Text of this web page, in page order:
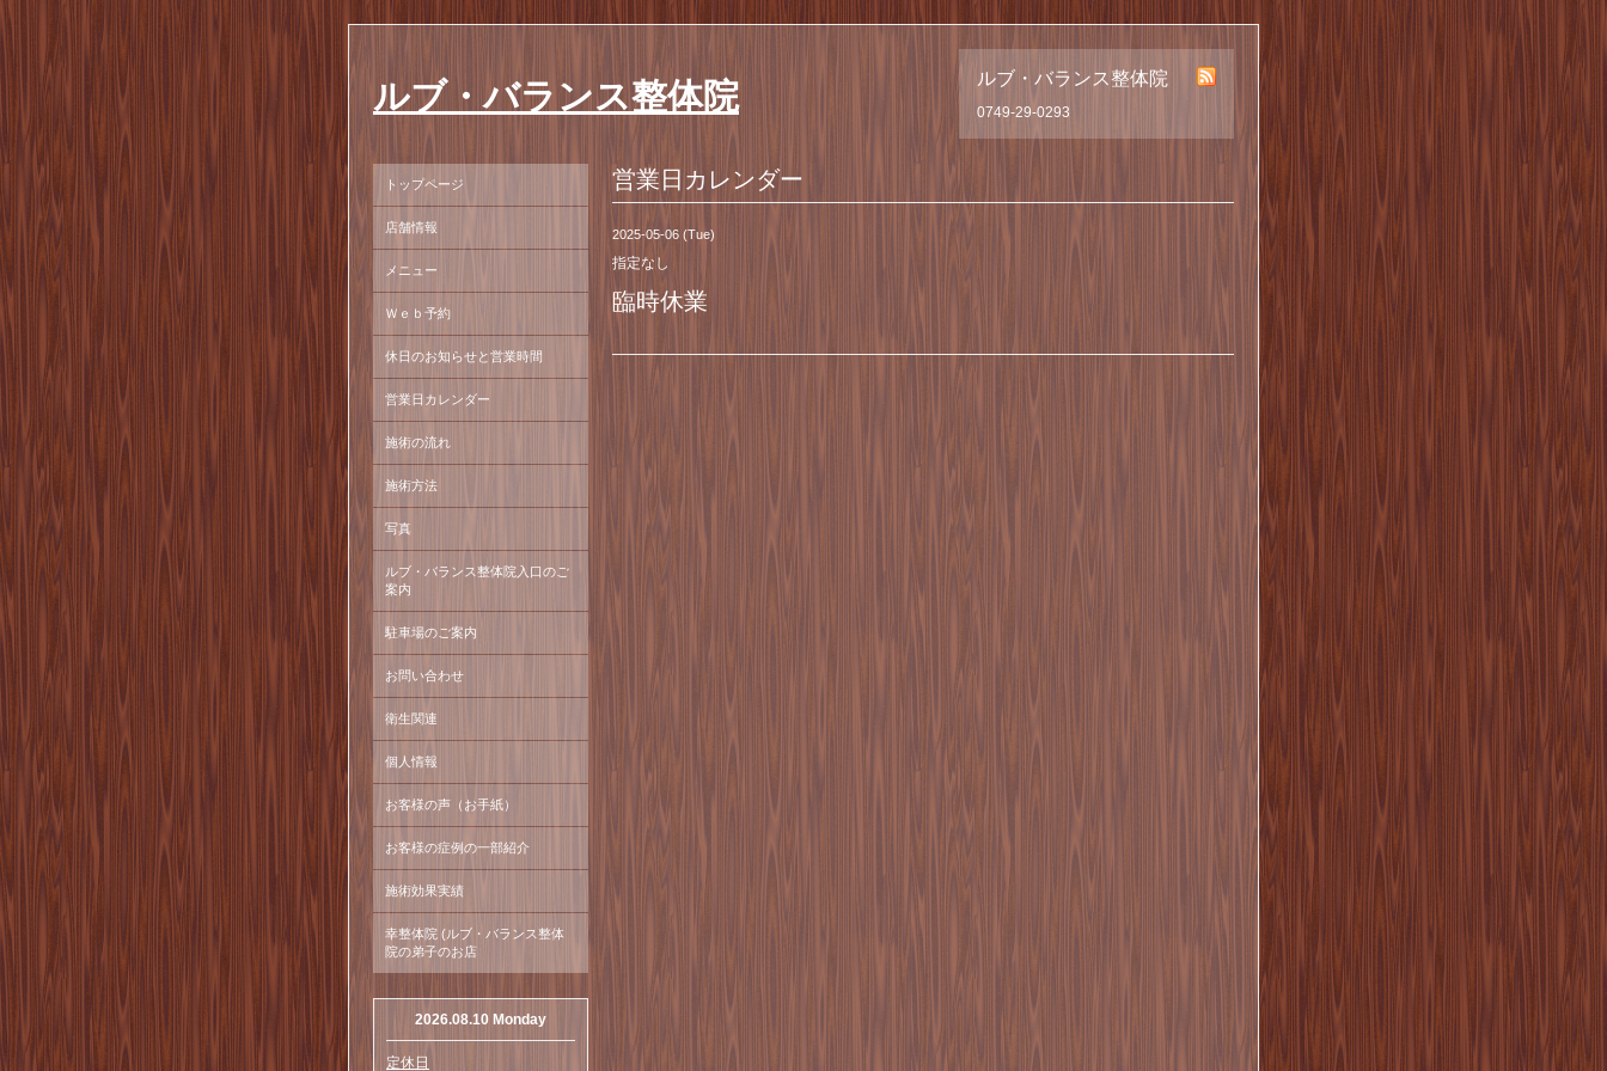
ルブ・バランス整体院
0749-29-0293
ルブ・バランス整体院
営業日カレンダー
2025-05-06 (Tue)
指定なし
臨時休業
トップページ
店舗情報
メニュー
Ｗｅｂ予約
休日のお知らせと営業時間
営業日カレンダー
施術の流れ
施術方法
写真
ルブ・バランス整体院入口のご
案内
駐車場のご案内
お問い合わせ
衛生関連
個人情報
お客様の声（お手紙）
お客様の症例の一部紹介
施術効果実績
幸整体院 (ルブ・バランス整体
院の弟子のお店
2026.08.10 Monday
定休日